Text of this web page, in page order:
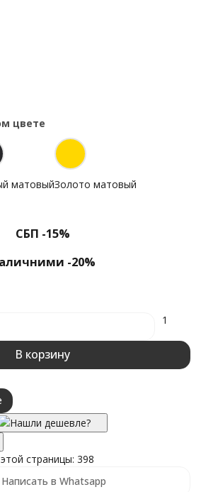
цвете
матовыйЗолото матовый
СБП -15%
-20%
1
В корзину
Нашли дешевле?
страницы: 398
Написать в Whatsapp